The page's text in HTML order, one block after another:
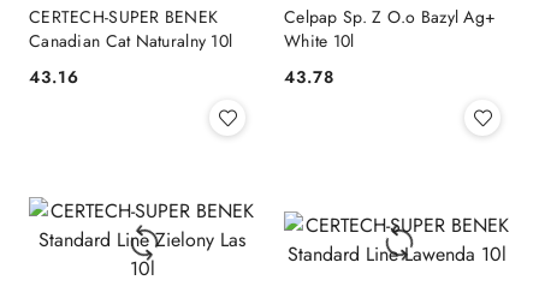
CERTECH-SUPER BENEK
Canadian Cat Naturalny 10l
Cena:
43.16
Celpap Sp. Z O.o Bazyl Ag+
White 10l
Cena:
43.78